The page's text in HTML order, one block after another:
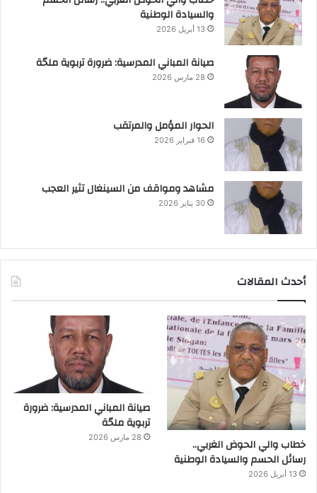
والسيادة الوطنية
13 أبريل 2026
صيانة المباني المدرسية: ضرورة تربوية ملحّة
28 مارس 2026
الحوار المؤمل والمرتقب
16 فبراير 2026
مشاهد ومواقف من السينغال تثير العجب
30 يناير 2026
أحدث المقالات
خطاب والي الحوض الغربي..
رسائل الحسم والسيادة الوطنية
13 أبريل 2026
صيانة المباني المدرسية: ضرورة
تربوية ملحّة
28 مارس 2026